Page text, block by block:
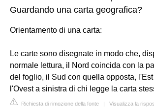
Guardando una carta geografica?
Orientamento di una carta:
Le carte sono disegnate in modo che,
normale lettura, il Nord coincida con la
del foglio, il Sud con quella opposta,
l'Ovest a sinistra di chi legge la carta
Richiesta di rimozione della fonte | Visualizza la